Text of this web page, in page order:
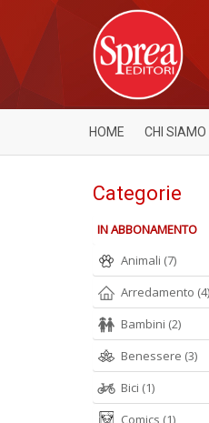
HOME CHI SIAMO
Categorie
IN ABBONAMENTO
Animali (7)
Arredamento (4)
Bambini (2)
Benessere (3)
Bici (1)
Comics (1)